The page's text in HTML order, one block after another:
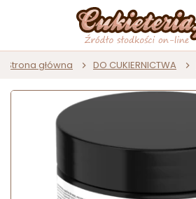
Strona główna DO CUKIERNICTWA